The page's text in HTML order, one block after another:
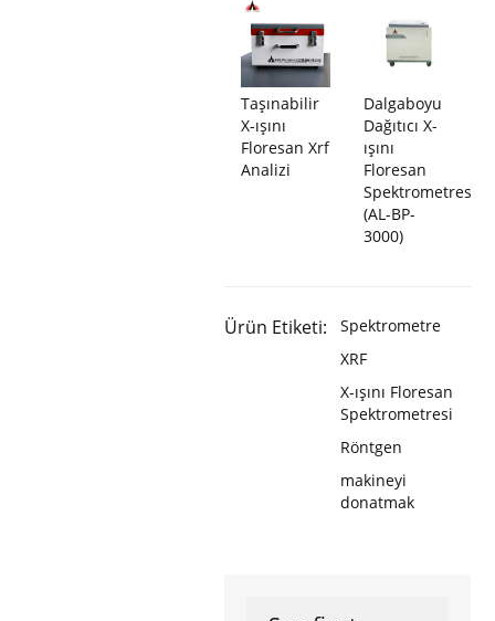
Taşınabilir
X-ışını
Floresan Xrf
Analizi
Dalgaboyu
Dağıtıcı X-
ışını
Floresan
Spektrometresi
(AL-BP-
3000)
Ürün Etiketi:
Spektrometre
XRF
X-ışını Floresan
Spektrometresi
Röntgen
makineyi
donatmak